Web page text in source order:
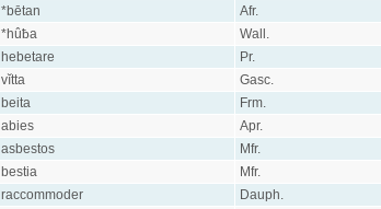
*bētan Afr.
*hûƀa Wall.
hebetare Pr.
vĭtta Gasc.
beita Frm.
abies Apr.
asbestos Mfr.
bestia Mfr.
raccommoder Dauph.